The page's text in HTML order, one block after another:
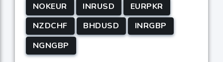
NOKEUR INRUSD
EURPKR
NZDCHF
BHDUSD
INRGBP
NGNGBP